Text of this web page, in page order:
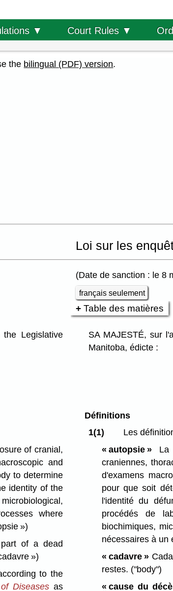
▼ Court Rules ▼
the bilingual (PDF) version.
Loi sur les
(Date de sanction : le 8
français seulement
Table des matières
Legislative
SA MAJESTÉ, sur
Manitoba, édicte :
of cranial,
and
to determine
identity of the
where
»)
of a dead
»)
to the
Diseases as
Définitions
1(1)
Les
« autopsie »La
craniennes,
d'examens
pour que soit
l'identité du
procédés de
biochimiques,
nécessaires à un
« cadavre »
restes. ("body")
« cause du